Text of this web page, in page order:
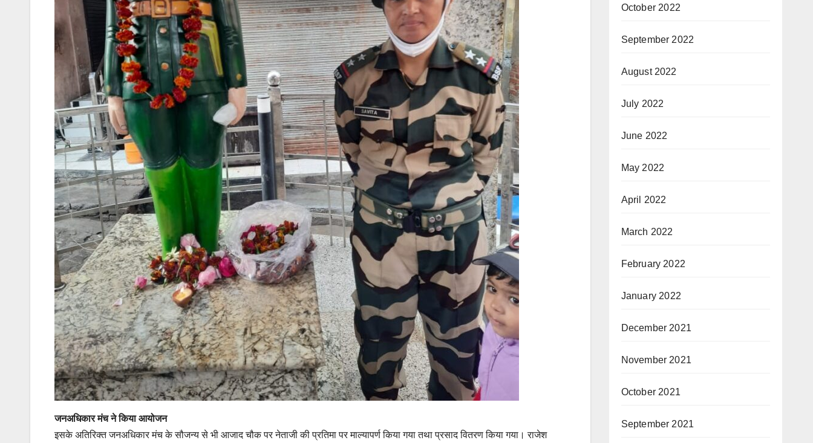
जनअधिकार मंच ने किया आयोजन
इसके अतिरिक्त जनअधिकार मंच के सौजन्य से भी आजाद चौक पर नेताजी की प्रतिमा पर माल्यापर्ण किया गया तथा प्रसाद वितरण किया गया। राजेश
October 2022
September 2022
August 2022
July 2022
June 2022
May 2022
April 2022
March 2022
February 2022
January 2022
December 2021
November 2021
October 2021
September 2021